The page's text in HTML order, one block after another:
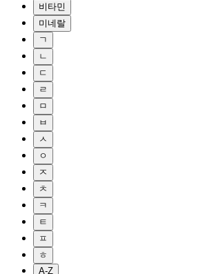
비타민
미네랄
ㄱ
ㄴ
ㄷ
ㄹ
ㅁ
ㅂ
ㅅ
ㅇ
ㅈ
ㅊ
ㅋ
ㅌ
ㅍ
ㅎ
A-Z